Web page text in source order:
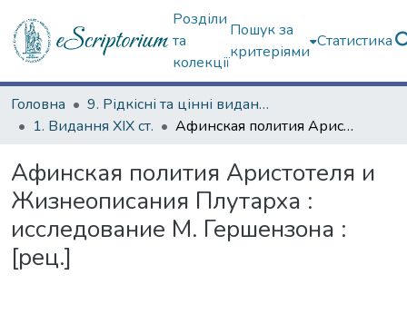
Розділи
та
колекції
Пошук за
критеріями
Статистика
Головна
9. Рідкісні та цінні видання
1. Видання ХІХ ст.
Афинская полития Аристотеля и Жизнеописания Плутарха : исследование М. Гершензона : [рец.]
Афинская полития Аристотеля и
Жизнеописания Плутарха :
исследование М. Гершензона :
[рец.]